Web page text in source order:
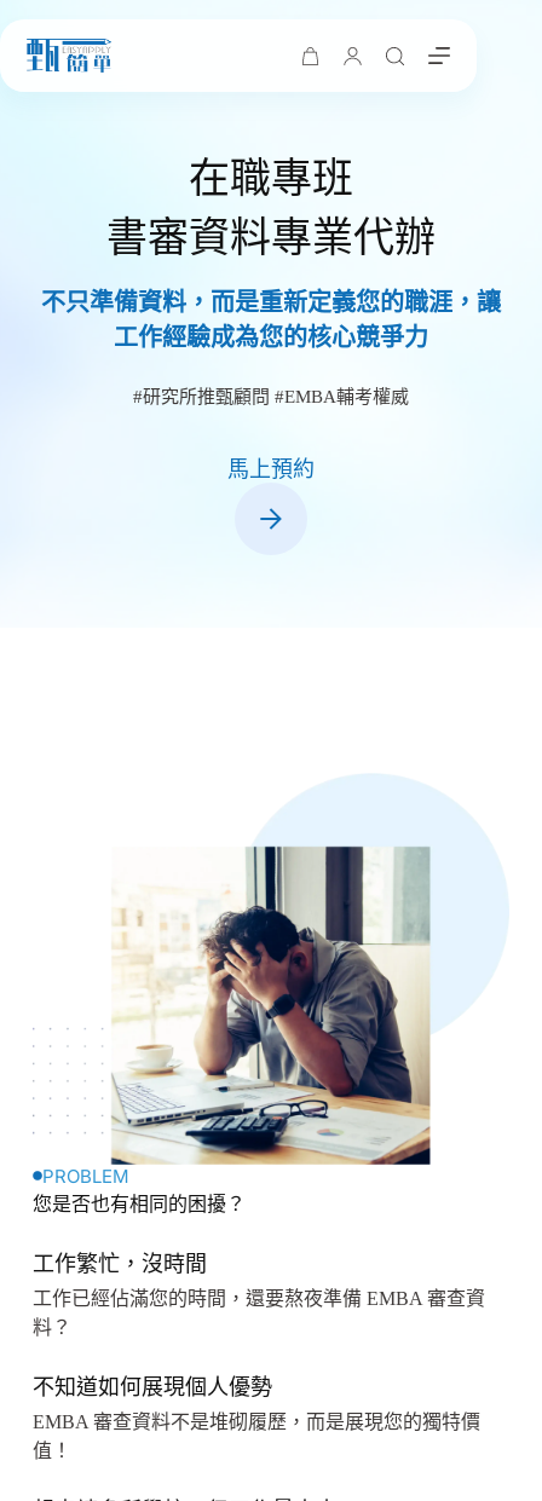
購
在職專班
書審資料專業代辦
不只準備資料，而是重新定義您的職涯，讓
工作經驗成為您的核心競爭力
#研究所推甄顧問 #EMBA輔考權威
馬上預約
PROBLEM
您是否也有相同的困擾？
工作繁忙，沒時間
工作已經佔滿您的時間，還要熬夜準備 EMBA 審查資
料？
不知道如何展現個人優勢
EMBA 審查資料不是堆砌履歷，而是展現您的獨特價
值！